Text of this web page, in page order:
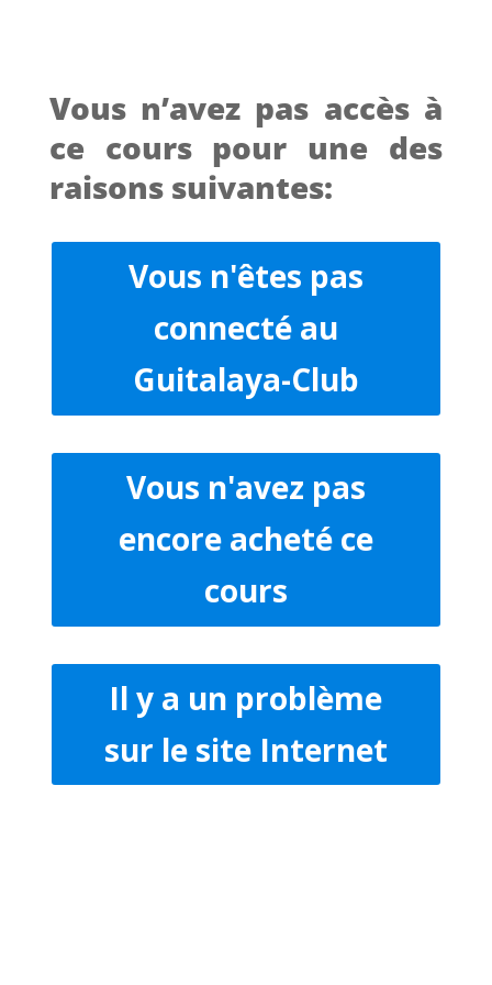
Vous n’avez pas accès à
ce cours pour une des
raisons suivantes:
Vous n'êtes pas
connecté au
Guitalaya-Club
Vous n'avez pas
encore acheté ce
cours
Il y a un problème
sur le site Internet